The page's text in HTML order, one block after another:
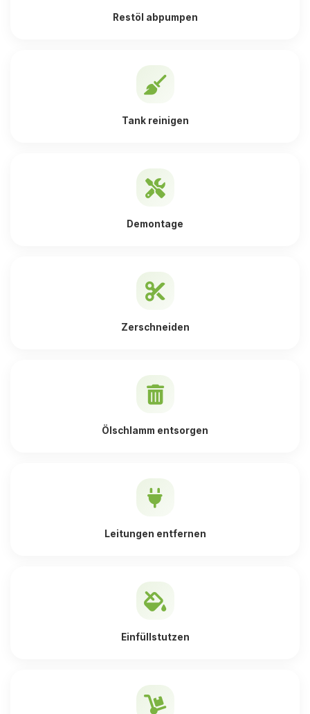
Restöl abpumpen
Tank reinigen
Demontage
Zerschneiden
Ölschlamm entsorgen
Leitungen entfernen
Einfüllstutzen